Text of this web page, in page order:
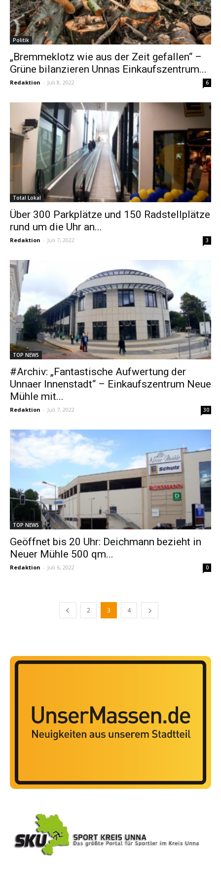
Politik
„Bremmeklotz wie aus der Zeit gefallen“ –
Grüne bilanzieren Unnas Einkaufszentrum...
Redaktion - Juli 8, 2022 6
Total Lokal
Über 300 Parkplätze und 150 Radstellplätze
rund um die Uhr an...
Redaktion - Juli 7, 2022 3
TOP NEWS
#Archiv: „Fantastische Aufwertung der
Unnaer Innenstadt“ – Einkaufszentrum Neue
Mühle mit...
Redaktion - Juli 7, 2022 30
TOP NEWS
Geöffnet bis 20 Uhr: Deichmann bezieht in
Neuer Mühle 500 qm...
Redaktion - Juli 6, 2022 0
2 3 4